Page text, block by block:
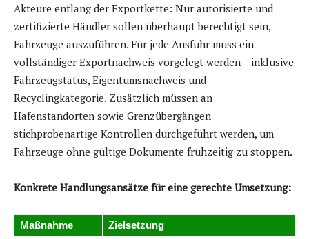
Akteure entlang der Exportkette: Nur autorisierte und
zertifizierte Händler sollen überhaupt berechtigt sein,
Fahrzeuge auszuführen. Für jede Ausfuhr muss ein
vollständiger Exportnachweis vorgelegt werden – inklusive
Fahrzeugstatus, Eigentumsnachweis und
Recyclingkategorie. Zusätzlich müssen an
Hafenstandorten sowie Grenzübergängen
stichprobenartige Kontrollen durchgeführt werden, um
Fahrzeuge ohne gültige Dokumente frühzeitig zu stoppen.
Konkrete Handlungsansätze für eine gerechte Umsetzung:
Maßnahme
Zielsetzung